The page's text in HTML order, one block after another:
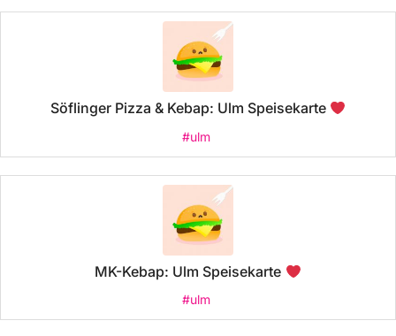
Söflinger Pizza & Kebap: Ulm Speisekarte
#ulm
MK-Kebap: Ulm Speisekarte
#ulm